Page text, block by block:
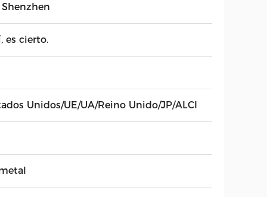
Shenzhen
es cierto.
Unidos/UE/UA/Reino Unido/JP/ALCI